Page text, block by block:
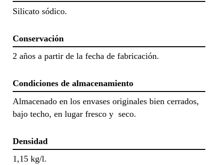
Silicato sódico.
Conservación
2 años a partir de la fecha de fabricación.
Condiciones de almacenamiento
Almacenado en los envases originales bien cerrados,
bajo techo, en lugar fresco y seco.
Densidad
1,15 kg/l.